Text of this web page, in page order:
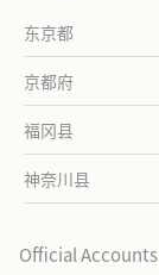
东京都
京都府
福冈县
神奈川县
Official Accounts